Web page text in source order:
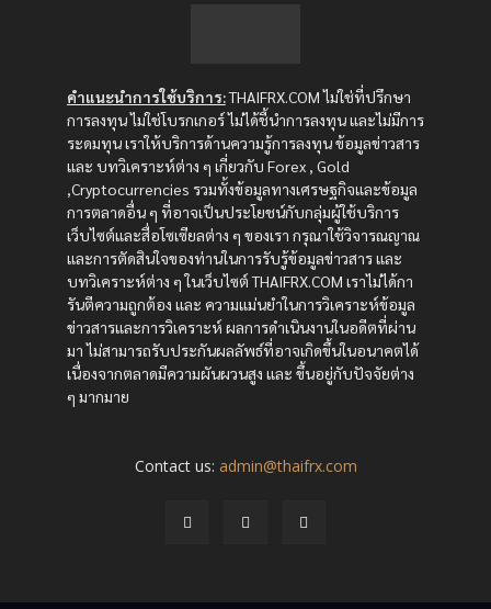
คำแนะนำการใช้บริการ:THAIFRX.COM ไม่ใช่ที่ปรึกษา
การลงทุน ไม่ใช่โบรกเกอร์ ไม่ได้ชี้นำการลงทุน และไม่มีการ
ระดมทุน เราให้บริการด้านความรู้การลงทุน ข้อมูลข่าวสาร
และ บทวิเคราะห์ต่าง ๆ เกี่ยวกับ Forex , Gold
,Cryptocurrencies รวมทั้งข้อมูลทางเศรษฐกิจและข้อมูล
การตลาดอื่น ๆ ที่อาจเป็นประโยชน์กับกลุ่มผู้ใช้บริการ
เว็บไซต์และสื่อโซเซียลต่าง ๆ ของเรา กรุณาใช้วิจารณญาณ
และการตัดสินใจของท่านในการรับรู้ข้อมูลข่าวสาร และ
บทวิเคราะห์ต่าง ๆ ในเว็บไซต์ THAIFRX.COM เราไม่ได้กา
รันตีความถูกต้อง และ ความแม่นยำในการวิเคราะห์ข้อมูล
ข่าวสารและการวิเคราะห์ ผลการดำเนินงานในอดีตที่ผ่าน
มา ไม่สามารถรับประกันผลลัพธ์ที่อาจเกิดขึ้นในอนาคตได้
เนื่องจากตลาดมีความผันผวนสูง และ ขึ้นอยู่กับปัจจัยต่าง
ๆ มากมาย
Contact us: admin@thaifrx.com